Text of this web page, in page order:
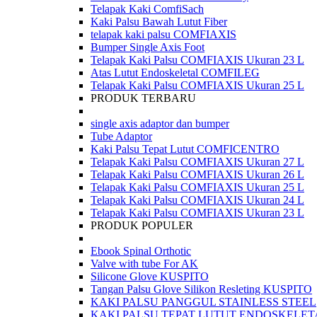
Telapak Kaki ComfiSach
Kaki Palsu Bawah Lutut Fiber
telapak kaki palsu COMFIAXIS
Bumper Single Axis Foot
Telapak Kaki Palsu COMFIAXIS Ukuran 23 L
Atas Lutut Endoskeletal COMFILEG
Telapak Kaki Palsu COMFIAXIS Ukuran 25 L
PRODUK TERBARU
single axis adaptor dan bumper
Tube Adaptor
Kaki Palsu Tepat Lutut COMFICENTRO
Telapak Kaki Palsu COMFIAXIS Ukuran 27 L
Telapak Kaki Palsu COMFIAXIS Ukuran 26 L
Telapak Kaki Palsu COMFIAXIS Ukuran 25 L
Telapak Kaki Palsu COMFIAXIS Ukuran 24 L
Telapak Kaki Palsu COMFIAXIS Ukuran 23 L
PRODUK POPULER
Ebook Spinal Orthotic
Valve with tube For AK
Silicone Glove KUSPITO
Tangan Palsu Glove Silikon Resleting KUSPITO
KAKI PALSU PANGGUL STAINLESS STEEL